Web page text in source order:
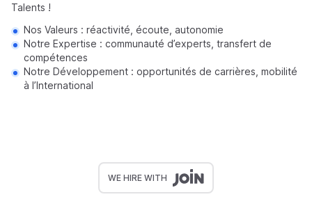
Talents !
Nos Valeurs : réactivité, écoute, autonomie
Notre Expertise : communauté d’experts, transfert de
compétences
Notre Développement : opportunités de carrières, mobilité
à l’International
WE HIRE WITH